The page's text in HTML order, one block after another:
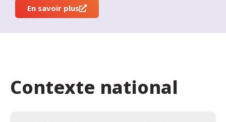
En savoir plus
Contexte national